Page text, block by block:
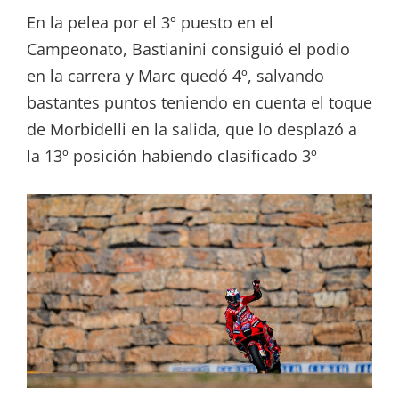
En la pelea por el 3º puesto en el
Campeonato, Bastianini consiguió el podio
en la carrera y Marc quedó 4º, salvando
bastantes puntos teniendo en cuenta el toque
de Morbidelli en la salida, que lo desplazó a
la 13º posición habiendo clasificado 3º